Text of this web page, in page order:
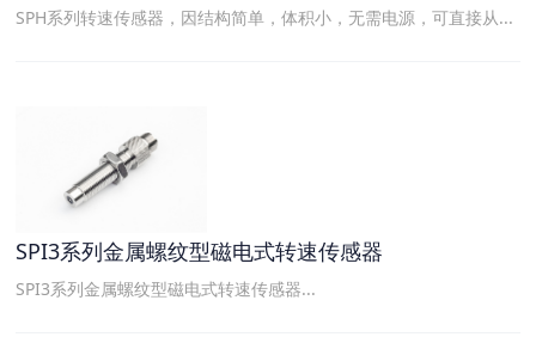
SPH系列转速传感器，因结构简单，体积小，无需电源，可直接从...
SPI3系列金属螺纹型磁电式转速传感器
SPI3系列金属螺纹型磁电式转速传感器...